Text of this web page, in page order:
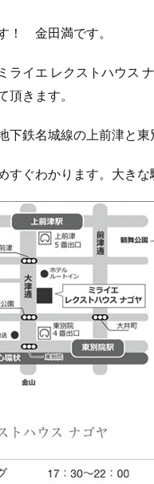
！ 金田満です。
ライエ レクストハウス
頂きます。
下鉄名城線の上前津と東
すぐわかります。大きな